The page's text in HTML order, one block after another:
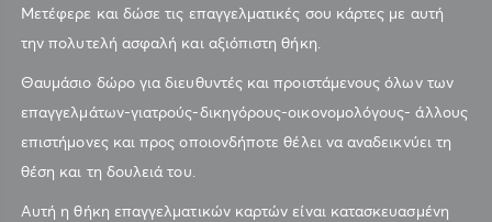
Μετέφερε και δώσε τις επαγγελματικές σου κάρτες με αυτή
την πολυτελή ασφαλή και αξιόπιστη θήκη.
Θαυμάσιο δώρο για διευθυντές και προιστάμενους όλων των
επαγγελμάτων-γιατρούς-δικηγόρους-οικονομολόγους- άλλους
επιστήμονες και προς οποιονδήποτε θέλει να αναδεικνύει τη
θέση και τη δουλειά του.
Αυτή η θήκη επαγγελματικών καρτών είναι κατασκευασμένη